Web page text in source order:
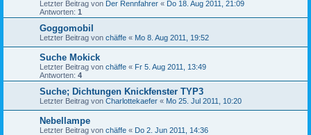
Letzter Beitrag von Der Rennfahrer « Do 18. Aug 2011, 21:09
Antworten: 1
Goggomobil
Letzter Beitrag von chäffe « Mo 8. Aug 2011, 19:52
Suche Mokick
Letzter Beitrag von chäffe « Fr 5. Aug 2011, 13:49
Antworten: 4
Suche; Dichtungen Knickfenster TYP3
Letzter Beitrag von Charlottekaefer « Mo 25. Jul 2011, 10:20
Nebellampe
Letzter Beitrag von chäffe « Do 2. Jun 2011, 14:36